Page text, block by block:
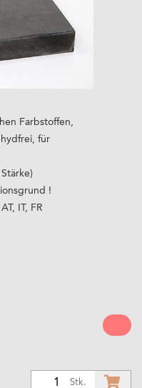
Farbstoffen,
für
!
IT, FR
Stk.